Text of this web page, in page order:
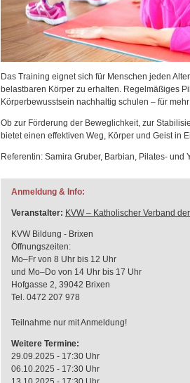
Das Training eignet sich für Menschen jeden
belastbaren Körper zu erhalten. Regelmäßiges
Körperbewusstsein nachhaltig schulen – für
Ob zur Förderung der Beweglichkeit, zur
bietet einen effektiven Weg, Körper und Geist in
Referentin: Samira Gruber, Barbian, Pilates- und
Anmeldung & Info:
Veranstalter: KVW – Katholischer Verband
KVW Bildung - Brixen
Öffnungszeiten:
Mo–Fr von 8 Uhr bis 12 Uhr
und Mo–Do von 14 Uhr bis 17 Uhr
Hofgasse 2, 39042 Brixen
Tel. 0472 207 978
Teilnahme nur mit Anmeldung!
Weitere Termine:
29.09.2025 - 17:30 Uhr
06.10.2025 - 17:30 Uhr